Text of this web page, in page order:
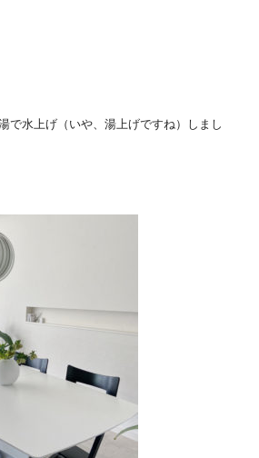
で水上げ（いや、湯上げですね）しまし